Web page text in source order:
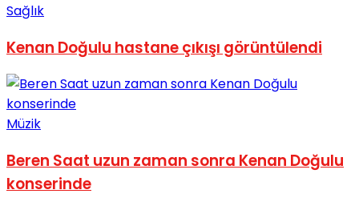
View All Result
Sağlık
Kenan Doğulu hastane çıkışı görüntülendi
Müzik
Beren Saat uzun zaman sonra Kenan Doğulu
konserinde